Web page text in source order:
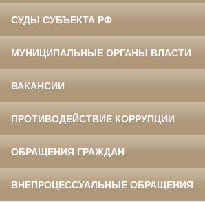
СУДЫ СУБЪЕКТА РФ
МУНИЦИПАЛЬНЫЕ ОРГАНЫ ВЛАСТИ
ВАКАНСИИ
ПРОТИВОДЕЙСТВИЕ КОРРУПЦИИ
ОБРАЩЕНИЯ ГРАЖДАН
ВНЕПРОЦЕССУАЛЬНЫЕ ОБРАЩЕНИЯ